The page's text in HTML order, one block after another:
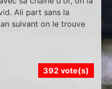
Ali part sans la
suivant on le trouve
392 vote(s)